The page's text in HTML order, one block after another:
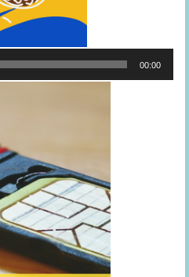
00:00